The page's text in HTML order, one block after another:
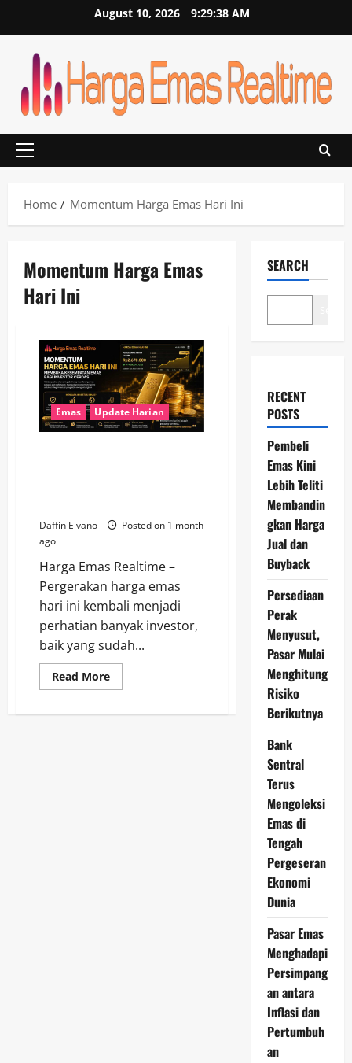
August 10, 2026 9:29:39 AM
Primary
Home
Momentum Harga Emas Hari Ini
Momentum Harga Emas
Hari Ini
Emas Update Harian
Daffin Elvano
Posted on 1 month
ago
Harga Emas Realtime –
Pergerakan harga emas
hari ini kembali menjadi
perhatian banyak investor,
baik yang sudah...
Read MoreRead
more
Harga
SEARCH
RECENT
POSTS
Pembeli
Emas Kini
Lebih Teliti
Membandin
gkan Harga
Jual dan
Buyback
Persediaan
Perak
Menyusut,
Pasar Mulai
Menghitung
Risiko
Berikutnya
Bank
Sentral
Terus
Mengoleksi
Emas di
Tengah
Pergeseran
Ekonomi
Dunia
Pasar Emas
Menghadapi
Persimpang
an antara
Inflasi dan
Pertumbuh
an